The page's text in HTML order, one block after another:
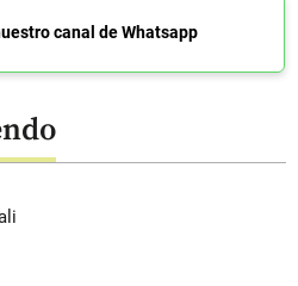
canal de Whatsapp